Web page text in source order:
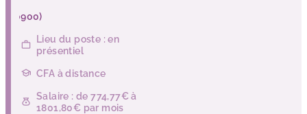
(30900)
Lieu du poste : en
présentiel
CFA à distance
Salaire : de 774,77€ à
1801,80€ par mois